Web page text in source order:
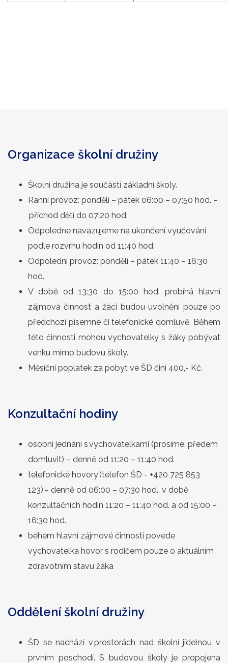
Organizace školní družiny
Školní družina je součástí základní školy.
Ranní provoz: pondělí – pátek 06:00 – 07:50 hod. –
příchod dětí do 07:20 hod.
Odpoledne navazujeme na ukončení vyučování
podle rozvrhu hodin od 11:40 hod.
Odpolední provoz: pondělí – pátek 11:40 – 16:30
hod.
V době od 13:30 do 15:00 hod. probíhá hlavní
zájmová činnost a žáci budou uvolněni pouze po
předchozí písemné či telefonické domluvě. Během
této činnosti mohou vychovatelky s žáky pobývat
venku mimo budovu školy.
Měsíční poplatek za pobyt ve ŠD činí 400,- Kč.
Konzultační hodiny
osobní jednání s vychovatelkami (prosíme, předem
domluvit) – denně od 11:20 – 11:40 hod.
telefonické hovory (telefon ŠD - +420 725 853
123) – denně od 06:00 – 07:30 hod., v době
konzultačních hodin 11:20 – 11:40 hod. a od 15:00 –
16:30 hod.
během hlavní zájmové činnosti povede
vychovatelka hovor s rodičem pouze o aktuálním
zdravotním stavu žáka
Oddělení školní družiny
ŠD se nachází v prostorách nad školní jídelnou v
prvním poschodí. S budovou školy je propojena